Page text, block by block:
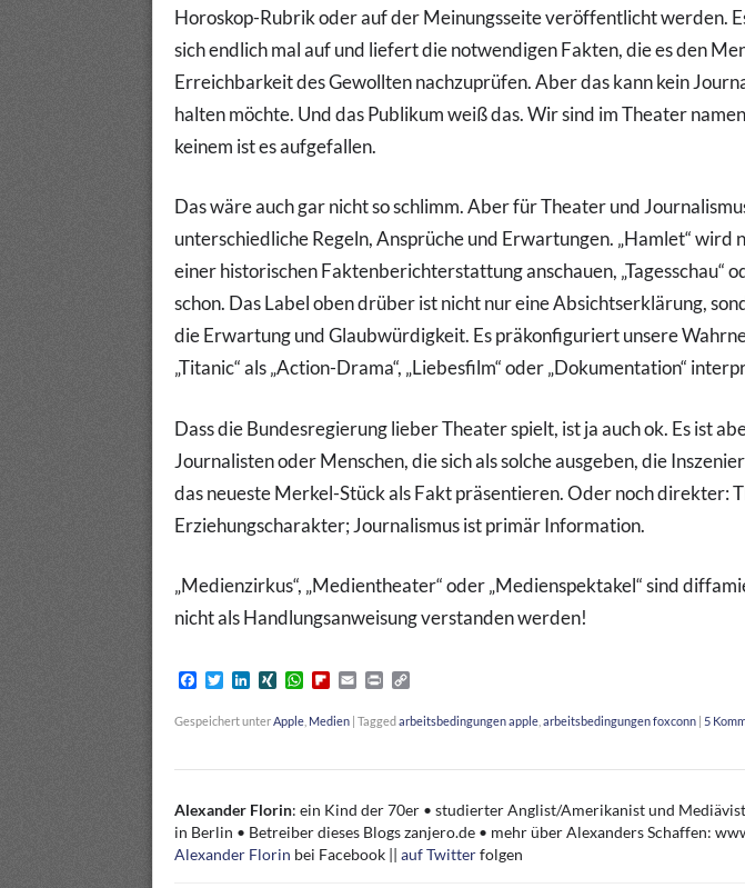
Horoskop-Rubrik oder auf der Meinungsseite veröffentlicht werden.
sich endlich mal auf und liefert die notwendigen Fakten, die es den
Erreichbarkeit des Gewollten nachzuprüfen. Aber das kann kein
halten möchte. Und das Publikum weiß das. Wir sind im Theater
keinem ist es aufgefallen.
Das wäre auch gar nicht so schlimm. Aber für Theater und
unterschiedliche Regeln, Ansprüche und Erwartungen. „Hamlet“
einer historischen Faktenberichterstattung anschauen, „Tagesschau“
schon. Das Label oben drüber ist nicht nur eine Absichtserklärung,
die Erwartung und Glaubwürdigkeit. Es präkonfiguriert unsere
„Titanic“ als „Action-Drama“, „Liebesfilm“ oder „Dokumentation“
Dass die Bundesregierung lieber Theater spielt, ist ja auch ok. Es ist
Journalisten oder Menschen, die sich als solche ausgeben, die
das neueste Merkel-Stück als Fakt präsentieren. Oder noch direkter:
Erziehungscharakter; Journalismus ist primär Information.
„Medienzirkus“, „Medientheater“ oder „Medienspektakel“ sind
nicht als Handlungsanweisung verstanden werden!
F
c
e
o
k
T
i
t
e
n
k
d
n
X
N
G
W
a
t
A
p
F
i
p
o
r
d
E
a
i
P
i
n
p
y
i
k
Gespeichert unterApple Medien | Taggedarbeitsbedingungen apple arbeitsbedingungen foxconn | 5
Alexander Florin: ein Kind der 70er • studierter Anglist/Amerikanist und
in Berlin • Betreiber dieses Blogs zanjero.de • mehr über Alexanders Schaffen:
Alexander Florin bei Facebook || auf Twitterfolgen